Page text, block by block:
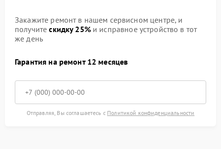
Закажите ремонт в нашем сервисном центре, и
получитескидку 25%и исправное устройство в тот
же день
Гарантия на ремонт 12 месяцев
Отправляя, Вы соглашаетесь с Политикой конфиденциальности